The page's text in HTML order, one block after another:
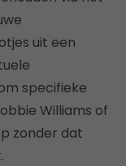
uit een
specifieke
Williams of
zonder dat